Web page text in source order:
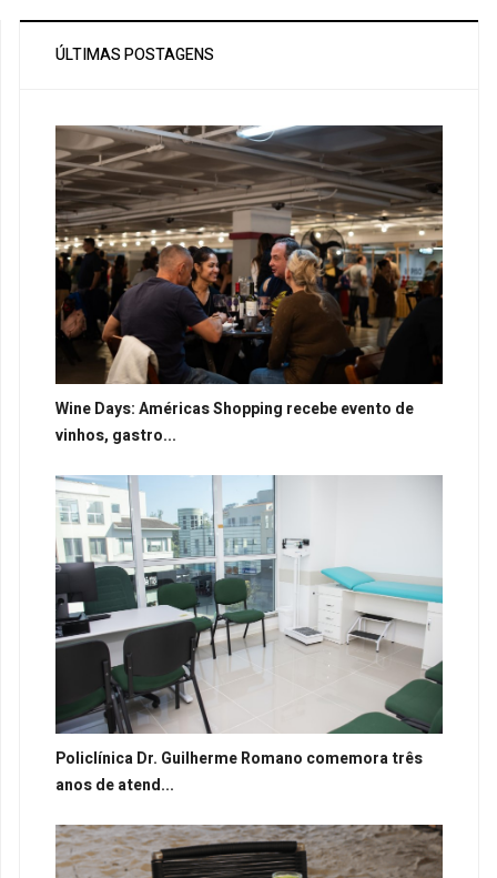
ÚLTIMAS POSTAGENS
Wine Days: Américas Shopping recebe evento de
vinhos, gastro...
Policlínica Dr. Guilherme Romano comemora três
anos de atend...